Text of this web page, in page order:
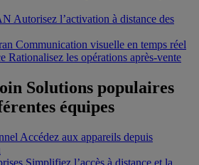
Autorisez l’activation à distance des
Communication visuelle en temps réel
Rationalisez les opérations après-vente
Solutions populaires
équipes
Accédez aux appareils depuis
Simplifiez l’accès à distance et la